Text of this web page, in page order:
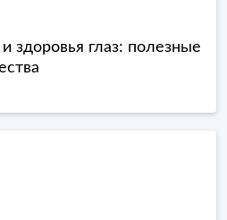
здоровья глаз: полезные